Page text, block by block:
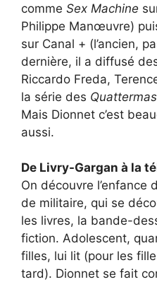
comme Sex Machine
Philippe Manœuvre)
sur Canal + (l’ancien,
dernière, il a diffusé
Riccardo Freda,
la série des
Mais Dionnet c’est
aussi.
De Livry-Gargan à la
On découvre l’enfance
de militaire, qui se
les livres, la bande-
fiction. Adolescent,
filles, lui lit (pour les
tard). Dionnet se fait